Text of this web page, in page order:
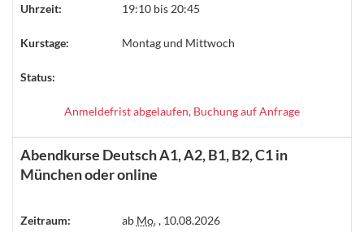
Uhrzeit: 19:10 bis 20:45
Kurstage: Montag und Mittwoch
Status:
Anmeldefrist abgelaufen, Buchung auf Anfrage
Abendkurse Deutsch A1, A2, B1, B2, C1 in
München oder online
Zeitraum: ab Mo., 10.08.2026